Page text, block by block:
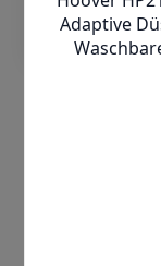
Staub
zu sein.
können
oder
auf
nur